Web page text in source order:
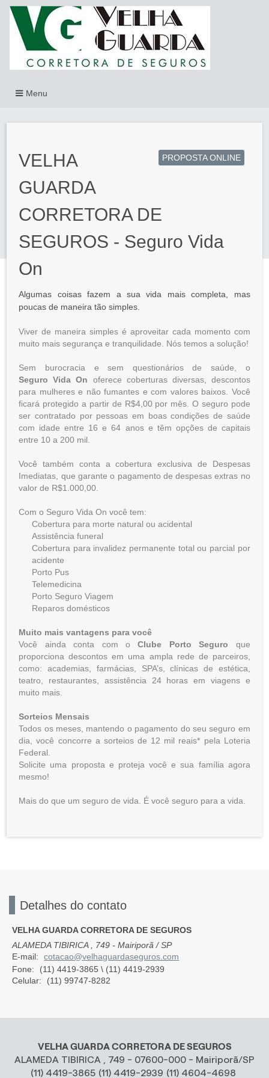
Menu
PROPOSTA ONLINE
VELHA
GUARDA
CORRETORA DE
SEGUROS - Seguro Vida
On
Algumas coisas fazem a sua vida mais completa, mas
poucas de maneira tão simples.
Viver de maneira simples é aproveitar cada momento com
muito mais segurança e tranquilidade. Nós temos a solução!
Sem burocracia e sem questionários de saúde, o
Seguro Vida On oferece coberturas diversas, descontos
para mulheres e não fumantes e com valores baixos. Você
ficará protegido a partir de R$4,00 por mês. O seguro pode
ser contratado por pessoas em boas condições de saúde
com idade entre 16 e 64 anos e têm opções de capitais
entre 10 a 200 mil.
Você também conta a cobertura exclusiva de Despesas
Imediatas, que garante o pagamento de despesas extras no
valor de R$1.000,00.
Com o Seguro Vida On você tem:
Cobertura para morte natural ou acidental
Assistência funeral
Cobertura para invalidez permanente total ou parcial por
acidente
Porto Pus
Telemedicina
Porto Seguro Viagem
Reparos domésticos
Muito mais vantagens para você
Você ainda conta com oClube Porto Seguro que
proporciona descontos em uma ampla rede de parceiros,
como: academias, farmácias, SPA’s, clínicas de estética,
teatro, restaurantes, assistência 24 horas em viagens e
muito mais.
Sorteios Mensais
Todos os meses, mantendo o pagamento do seu seguro em
dia, você concorre a sorteios de 12 mil reais* pela Loteria
Federal.
Solicite uma proposta e proteja você e sua família agora
mesmo!
Mais do que um seguro de vida. É você seguro para a vida.
Detalhes do contato
VELHA GUARDA CORRETORA DE SEGUROS
ALAMEDA TIBIRICA , 749 - Mairiporã / SP
E-mail:
cotacao@velhaguardaseguros.com
Fone:
(11) 4419-3865 \ (11) 4419-2939
Celular:
(11) 99747-8282
VELHA GUARDA CORRETORA DE SEGUROS
ALAMEDA TIBIRICA , 749 - 07600-000 - Mairiporã/SP
(11) 4419-3865 (11) 4419-2939 (11) 4604-4698